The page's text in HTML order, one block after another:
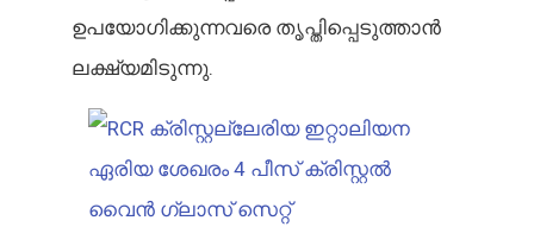
ഉപയോഗിക്കുന്നവരെ തൃപ്തിപ്പെടുത്താൻ
ലക്ഷ്യമിടുന്നു.